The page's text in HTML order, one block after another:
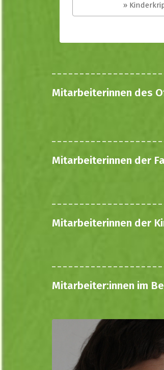
»
Mitarbeiterinnen des
Mitarbeiterinnen der
Mitarbeiterinnen der
Mitarbeiter:innen im